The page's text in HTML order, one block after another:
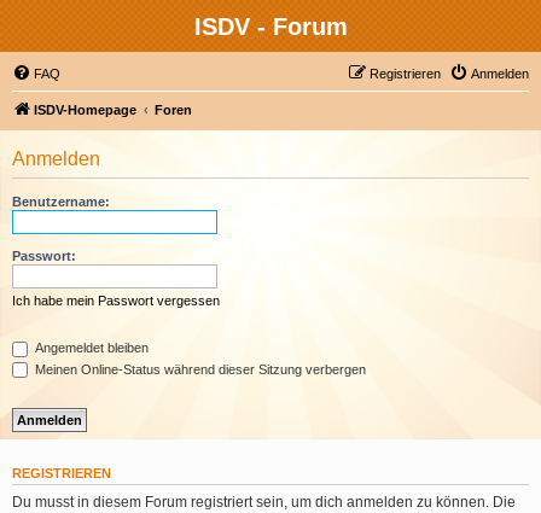
ISDV - Forum
FAQ Anmelden
Registrieren
ISDV-Homepage Foren
Anmelden
Benutzername:
Passwort:
Ich habe mein Passwort vergessen
Angemeldet bleiben
Meinen Online-Status während dieser Sitzung verbergen
REGISTRIEREN
Du musst in diesem Forum registriert sein, um dich anmelden zu können. Die